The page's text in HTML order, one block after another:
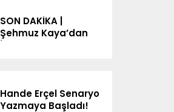
SON DAKİKA |
Şehmuz Kaya’dan
Hande Erçel Senaryo
Yazmaya Başladı!